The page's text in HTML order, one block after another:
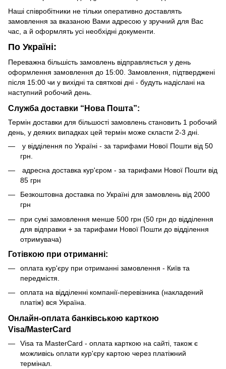
Наші співробітники не тільки оперативно доставлять
замовлення за вказаною Вами адресою у зручний для Вас
час, а й оформлять усі необхідні документи.
По Україні:
Переважна більшість замовлень відправляється у день
оформлення замовлення до 15:00. Замовлення, підтверджені
після 15:00 чи у вихідні та святкові дні - будуть надіслані на
наступний робочий день.
Служба доставки “Нова Пошта”:
Термін доставки для більшості замовлень становить 1 робочий
день, у деяких випадках цей термін може скласти 2-3 дні.
у відділення по Україні - за тарифами Нової Пошти від 50
грн.
адресна доставка кур'єром - за тарифами Нової Пошти від
85 грн
Безкоштовна доставка по Україні для замовлень від 2000
грн
при сумі замовлення менше 500 грн (50 грн до відділення
для відправки + за тарифами Нової Пошти до відділення
отримувача)
Готівкою при отриманні:
оплата кур'єру при отриманні замовлення - Київ та
передмістя.
оплата на відділенні компанії-перевізника (накладений
платіж) вся Україна.
Онлайн-оплата банківською карткою
Visa/MasterCard
Visa та MasterCard - оплата карткою на сайті, також є
можливісь оплати кур'єру картою через платіжний
термінал.